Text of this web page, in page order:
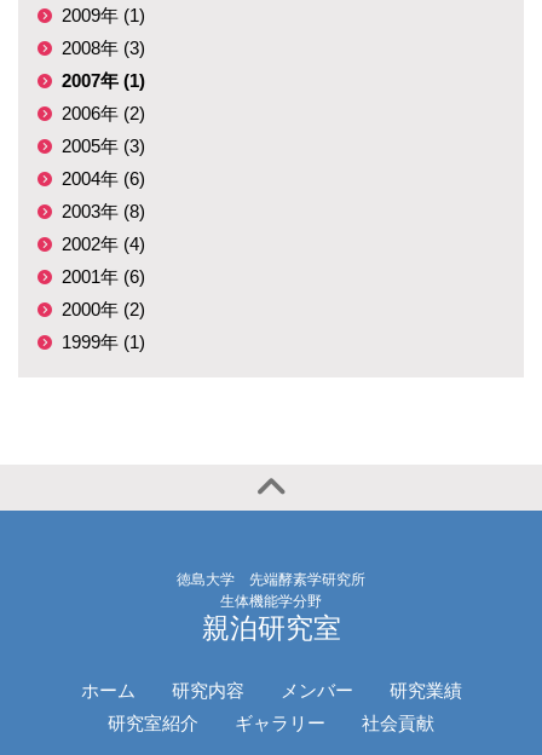
2009年 (1)
2008年 (3)
2007年 (1)
2006年 (2)
2005年 (3)
2004年 (6)
2003年 (8)
2002年 (4)
2001年 (6)
2000年 (2)
1999年 (1)
徳島大学 先端酵素学研究所
生体機能学分野
親泊研究室
ホーム 研究内容 メンバー
研究業績
研究室紹介
ギャラリー 社会貢献